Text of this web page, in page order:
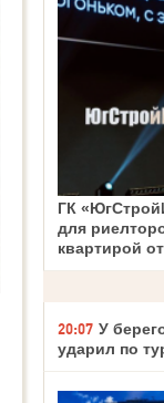
ГК
для
квартирой
20:07 У
ударил по